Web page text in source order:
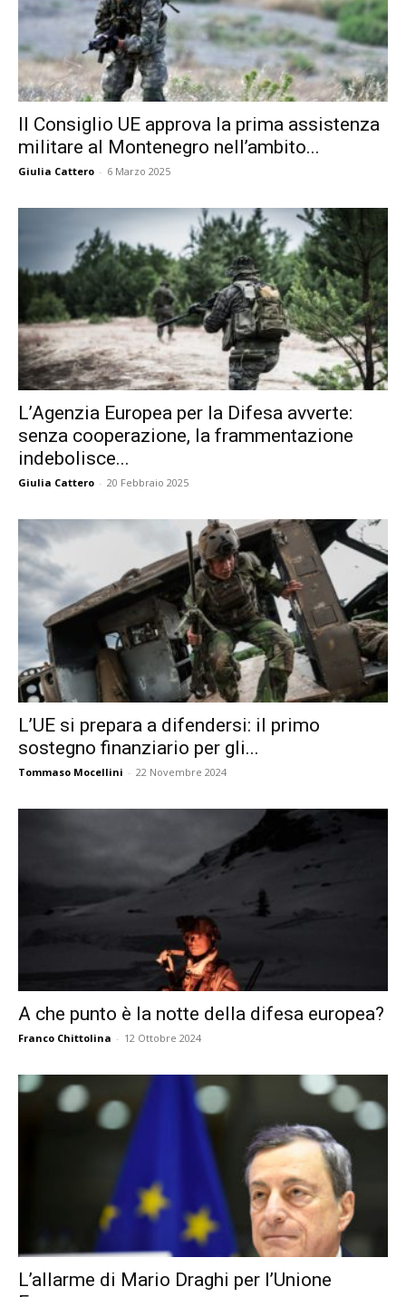
Il Consiglio UE approva la prima assistenza
militare al Montenegro nell’ambito...
Giulia Cattero - 6 Marzo 2025
L’Agenzia Europea per la Difesa avverte:
senza cooperazione, la frammentazione
indebolisce...
Giulia Cattero - 20 Febbraio 2025
L’UE si prepara a difendersi: il primo
sostegno finanziario per gli...
Tommaso Mocellini - 22 Novembre 2024
A che punto è la notte della difesa europea?
Franco Chittolina - 12 Ottobre 2024
L’allarme di Mario Draghi per l’Unione